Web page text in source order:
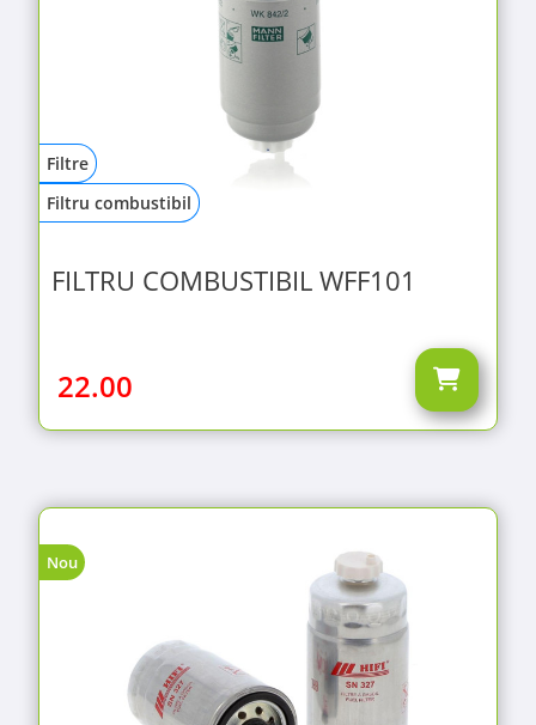
Filtre
Filtru combustibil
FILTRU COMBUSTIBIL WFF101
22.00
Nou